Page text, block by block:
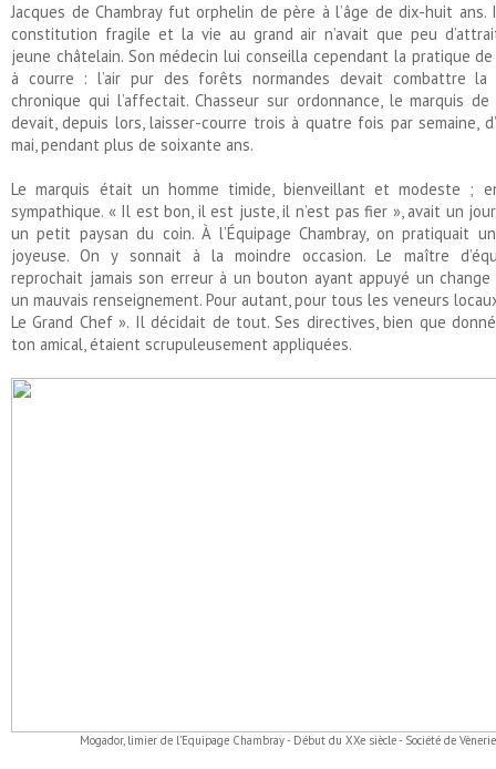
Jacques de Chambray fut orphelin de père à l’âge de dix-huit
constitution fragile et la vie au grand air n’avait que peu
jeune châtelain. Son médecin lui conseilla cependant la pratique
à courre : l’air pur des forêts normandes devait combattre la
chronique qui l’affectait. Chasseur sur ordonnance, le marquis de
devait, depuis lors, laisser-courre trois à quatre fois par semaine,
mai, pendant plus de soixante ans.
Le marquis était un homme timide, bienveillant et modeste ;
sympathique. « Il est bon, il est juste, il n’est pas fier », avait un
un petit paysan du coin. À l’Équipage Chambray, on pratiquait
joyeuse. On y sonnait à la moindre occasion. Le maître
reprochait jamais son erreur à un bouton ayant appuyé un
un mauvais renseignement. Pour autant, pour tous les veneurs
Le Grand Chef ». Il décidait de tout. Ses directives, bien que
ton amical, étaient scrupuleusement appliquées.
Mogador, limier de l'Equipage Chambray - Début du XXe siècle - Société de Vènerie